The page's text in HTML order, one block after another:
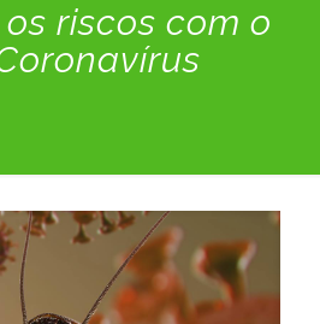
riscos com o